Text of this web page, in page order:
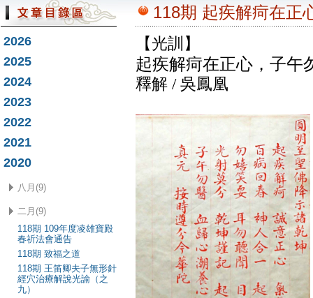
2026
2025
2024
2023
2022
2021
2020
八月(9)
二月(9)
118期 109年度凌雄寶殿
春祈法會通告
118期 致福之道
118期 王笛卿夫子無形針
經穴治療解說光諭（之
九）
118期 起疾解疴在正
【光訓】
起疾解疴在正心，子午
釋解 / 吳鳳凰